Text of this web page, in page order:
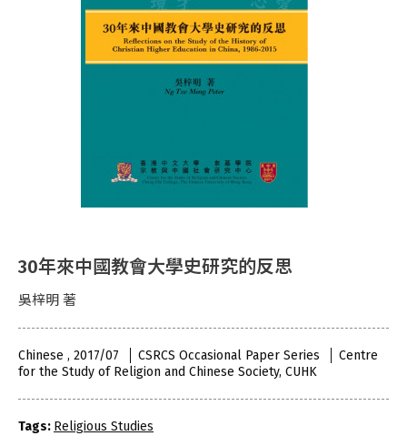
30年來中國教會大學史研究的反思
吳梓明 著
Chinese , 2017/07 CSRCS Occasional Paper Series
Centre
for the Study of Religion and Chinese Society, CUHK
Tags: Religious Studies